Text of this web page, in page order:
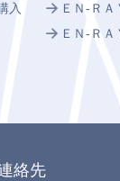
入
ＥＮ-ＲＡ
ＥＮ-ＲＡ
絡先